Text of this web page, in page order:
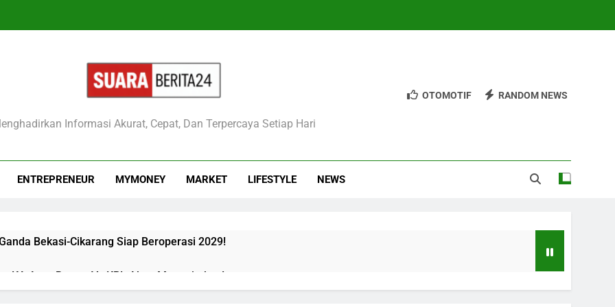
Informasi Akurat, Cepat, Dan Terpercaya Setiap Hari
OTOMOTIF RANDOM NEWS
ENTREPRENEUR MYMONEY MARKET LIFESTYLE NEWS
Bekasi-Cikarang Siap Beroperasi 2029!
KA Argo Bromo Vs KRL Akan Mengejutkan!